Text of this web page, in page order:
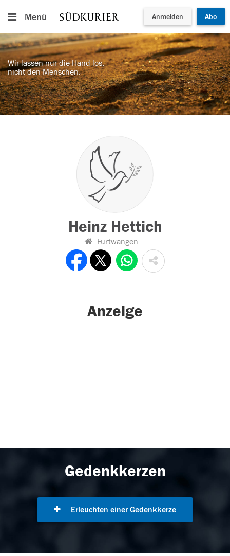
Menü Anmelden Abo
Wir lassen nur die Hand los,
nicht den Menschen.
Heinz Hettich
Furtwangen
Anzeige
Gedenkkerzen
Erleuchten einer Gedenkkerze